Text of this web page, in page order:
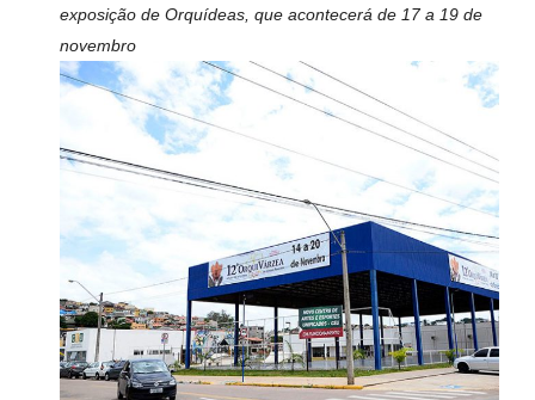
exposição de Orquídeas, que acontecerá de 17 a 19 de
novembro